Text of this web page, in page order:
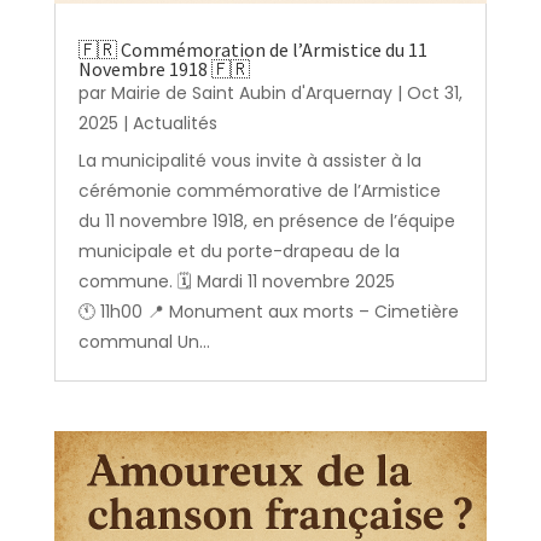
🇫🇷 Commémoration de l’Armistice du 11
Novembre 1918 🇫🇷
par Mairie de Saint Aubin d'Arquernay| Oct 31,
2025 | Actualités
La municipalité vous invite à assister à la
cérémonie commémorative de l’Armistice
du 11 novembre 1918, en présence de l’équipe
municipale et du porte-drapeau de la
commune. 🗓️ Mardi 11 novembre 2025
🕚 11h00 📍 Monument aux morts – Cimetière
communal Un...